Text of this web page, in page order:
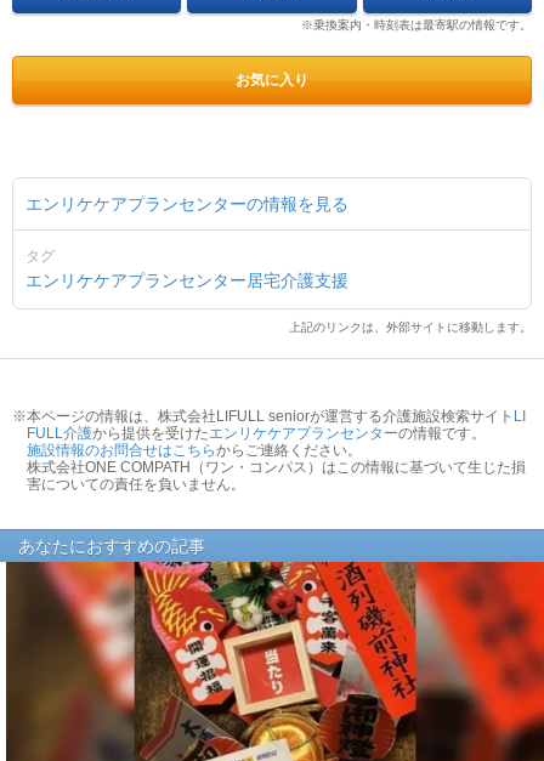
※乗換案内・時刻表は最寄駅の情報です。
お気に入り
エンリケケアプランセンターの情報を見る
タグ
エンリケケアプランセンター居宅介護支援
上記のリンクは、外部サイトに移動します。
※本ページの情報は、株式会社LIFULL seniorが運営する介護施設検索サイト LI
FULL介護から提供を受けたエンリケケアプランセンターの情報です。
施設情報のお問合せはこちらからご連絡ください。
株式会社ONE COMPATH（ワン・コンパス）はこの情報に基づいて生じた損
害についての責任を負いません。
あなたにおすすめの記事